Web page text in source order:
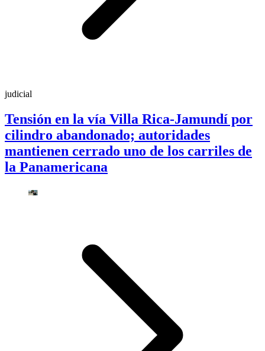
judicial
Tensión en la vía Villa Rica-Jamundí por
cilindro abandonado; autoridades
mantienen cerrado uno de los carriles de
la Panamericana